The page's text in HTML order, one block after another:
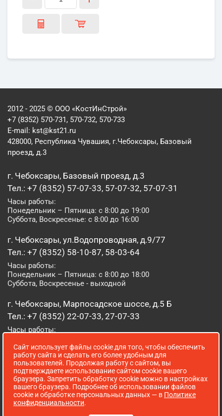
2012 - 2025 © ООО «КостИнСтрой»
+7 (8352) 570-731, 570-732, 570-733
E-mail: kst@kst21.ru
428000, Республика Чувашия, г.Чебоксары, Базовый
проезд, д.3
г. Чебоксары, Базовый проезд, д.3
Тел.: +7 (8352) 57-07-33, 57-07-32, 57-07-31
Часы работы:
Понедельник – Пятница: с 8:00 до 19:00
Суббота, Воскресенье: с 8:00 до 16:00
г. Чебоксары, ул.Водопроводная, д.9/77
Тел.: +7 (8352) 58-10-87, 58-03-64
Часы работы:
Понедельник – Пятница: с 8:00 до 18:00
Суббота, Воскресенье - выходной
г. Чебоксары, Марпосадское шоссе, д.5 Б
Тел.: +7 (8352) 22-07-33, 27-07-33
Часы работы:
Суббота, Воскресенье: с 8:00 до 16:00
г. Йошкар-Ола, ул. Луначарского, д. 52 А
Тел.: (8362) 41-07-31
Часы работы:
Понедельник – Пятница: с 8:00 до 18:00
Сайт использует файлы cookie для того, чтобы обеспечить
работу сайта и сделать его более удобным для
пользователей. Продолжая работу с сайтом, вы
подтверждаете использование сайтом cookie вашего
браузера. Запретить обработку cookie можно в настройках
вашего браузера. Подробнее об использовании файлов
cookie и обработке персональных данных — в Политике
конфиденциальности.